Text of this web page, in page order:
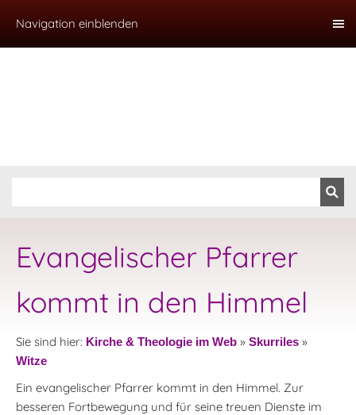
Navigation einblenden
Evangelischer Pfarrer
kommt in den Himmel
Sie sind hier: Kirche & Theologie im Web » Skurriles »
Witze
Ein evangelischer Pfarrer kommt in den Himmel. Zur
besseren Fortbewegung und für seine treuen Dienste im